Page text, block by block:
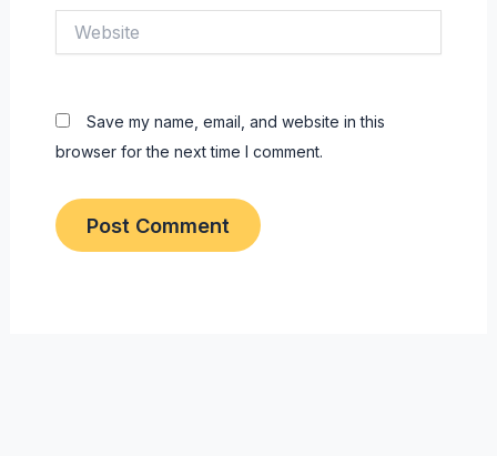
Save my name, email, and website in this
browser for the next time I comment.